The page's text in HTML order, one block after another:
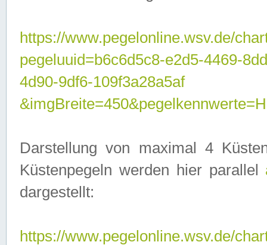
https://www.pegelonline.wsv.de/
pegeluuid=b6c6d5c8-e2d5-4469-
4d90-9df6-109f3a28a5af
Darstellung von maximal 4
Küstenpegeln werden hier parallel
dargestellt:
https://www.pegelonline.wsv.de/